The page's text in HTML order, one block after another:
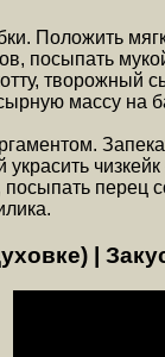
Положить
посыпать
творожный
массу на
|